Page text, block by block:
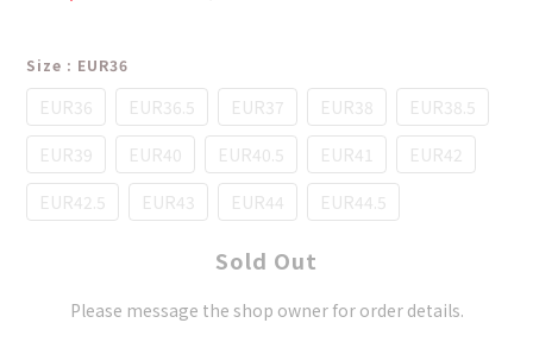
Size : EUR36
EUR36 EUR36.5 EUR37 EUR38
EUR38.5
EUR39
EUR40 EUR40.5 EUR41
EUR42
EUR42.5
EUR43 EUR44 EUR44.5
Sold Out
Please message the shop owner for order details.